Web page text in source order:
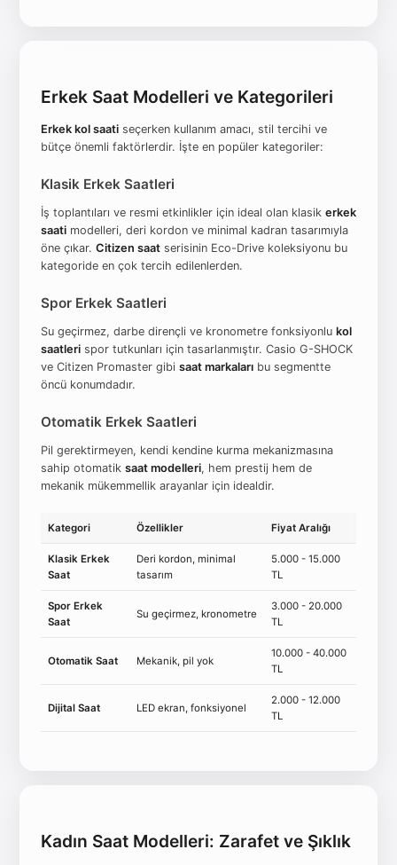
Erkek Saat Modelleri ve Kategorileri
Erkek kol saati seçerken kullanım amacı, stil tercihi ve
bütçe önemli faktörlerdir. İşte en popüler kategoriler:
Klasik Erkek Saatleri
İş toplantıları ve resmi etkinlikler için ideal olan klasik erkek
saati modelleri, deri kordon ve minimal kadran tasarımıyla
öne çıkar. Citizen saat serisinin Eco-Drive koleksiyonu bu
kategoride en çok tercih edilenlerden.
Spor Erkek Saatleri
Su geçirmez, darbe dirençli ve kronometre fonksiyonlu kol
saatleri spor tutkunları için tasarlanmıştır. Casio G-SHOCK
ve Citizen Promaster gibi saat markaları bu segmentte
öncü konumdadır.
Otomatik Erkek Saatleri
Pil gerektirmeyen, kendi kendine kurma mekanizmasına
sahip otomatik saat modelleri, hem prestij hem de
mekanik mükemmellik arayanlar için idealdir.
Kategori Özellikler Fiyat Aralığı
Klasik Erkek
Saat
Deri kordon, minimal
tasarım
5.000 - 15.000
TL
Spor Erkek
Saat
Su geçirmez, kronometre
3.000 - 20.000
TL
Otomatik Saat Mekanik, pil yok
10.000 - 40.000
TL
Dijital Saat LED ekran, fonksiyonel
2.000 - 12.000
TL
Kadın Saat Modelleri: Zarafet ve Şıklık